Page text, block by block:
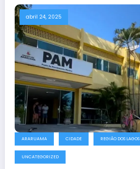
abril 24, 2025
ARARUAMA CIDADE REGIÃO DOS LAGOS
UNCATEGORIZED